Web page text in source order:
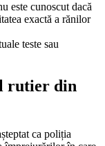
este cunoscut dacă
exactă a rănilor
teste sau
rutier din
ca poliția